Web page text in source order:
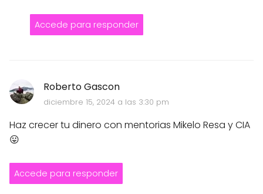
Accede para responder
Roberto Gascon
diciembre 15, 2024 a las 3:30 pm
Haz crecer tu dinero con mentorias Mikelo Resa y CIA
😛
Accede para responder